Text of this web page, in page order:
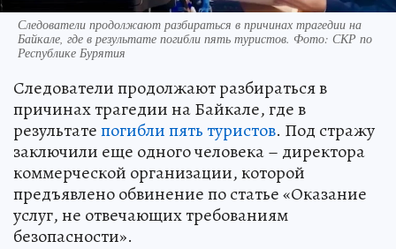
Следователи продолжают разбираться в причинах трагедии на
Байкале, где в результате погибли пять туристов. Фото: СКР по
Республике Бурятия
Следователи продолжают разбираться в
причинах трагедии на Байкале, где в
результатепогибли пять туристов. Под стражу
заключили еще одного человека – директора
коммерческой организации, которой
предъявлено обвинение по статье «Оказание
услуг, не отвечающих требованиям
безопасности».